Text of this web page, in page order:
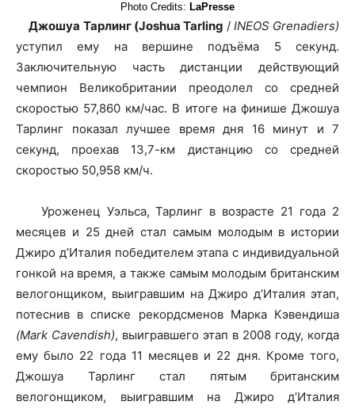
Photo Credits: LaPresse
Джошуа Тарлинг (Joshua Tarling / INEOS Grenadiers)
уступил ему на вершине подъёма 5 секунд.
Заключительную часть дистанции действующий
чемпион Великобритании преодолел со средней
скоростью 57,860 км/час. В итоге на финише Джошуа
Тарлинг показал лучшее время дня 16 минут и 7
секунд, проехав 13,7-км дистанцию со средней
скоростью 50,958 км/ч.
Уроженец Уэльса, Тарлинг в возрасте 21 года 2
месяцев и 25 дней стал самым молодым в истории
Джиро д’Италия победителем этапа с индивидуальной
гонкой на время, а также самым молодым британским
велогонщиком, выигравшим на Джиро д’Италия этап,
потеснив в списке рекордсменов Марка Кэвендиша
(Mark Cavendish), выигравшего этап в 2008 году, когда
ему было 22 года 11 месяцев и 22 дня. Кроме того,
Джошуа Тарлинг стал пятым британским
велогонщиком, выигравшим на Джиро д’Италия